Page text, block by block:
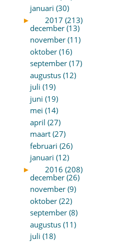
januari (30)
►
2017 (213)
december (13)
november (11)
oktober (16)
september (17)
augustus (12)
juli (19)
juni (19)
mei (14)
april (27)
maart (27)
februari (26)
januari (12)
►
2016 (208)
december (26)
november (9)
oktober (22)
september (8)
augustus (11)
juli (18)